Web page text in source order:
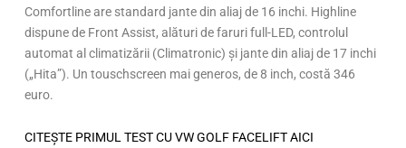
Comfortline are standard jante din aliaj de 16 inchi. Highline
dispune de Front Assist, alături de faruri full-LED, controlul
automat al climatizării (Climatronic) și jante din aliaj de 17 inchi
(„Hita”). Un touschscreen mai generos, de 8 inch, costă 346
euro.
CITEȘTE PRIMUL TEST CU VW GOLF FACELIFT AICI